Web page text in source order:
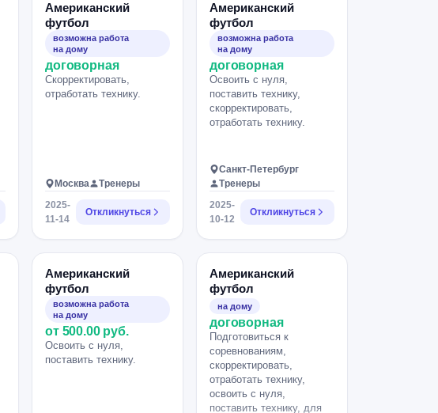
Американский
футбол
возможна работа
на дому
договорная
Скорректировать,
отработать технику.
Москва
Тренеры
2025-
11-14
Откликнуться
Американский
футбол
возможна работа
на дому
договорная
Освоить с нуля,
поставить технику,
скорректировать,
отработать технику.
Санкт-Петербург
Тренеры
2025-
10-12
Откликнуться
Американский
футбол
возможна работа
на дому
от 500.00 руб.
Освоить с нуля,
поставить технику.
Американский
футбол
на дому
договорная
Подготовиться к
соревнованиям,
скорректировать,
отработать технику,
освоить с нуля,
поставить технику, для